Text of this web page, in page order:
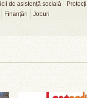
de asistență socială
Finanțări Joburi